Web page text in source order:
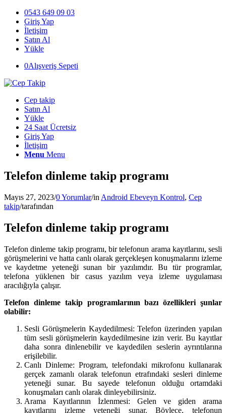
0543 649 09 03
Giriş Yap
İletişim
Satın Al
Yükle
0Alışveriş Sepeti
Cep takip
Satın Al
Yükle
24 Saat Ücretsiz
Giriş Yap
İletişim
Menu Menu
Telefon dinleme takip programı
Mayıs 27, 2023/0 Yorumlar/in Android Ebeveyn Kontrol, Cep
takip/tarafından
Telefon dinleme takip programı
Telefon dinleme takip programı, bir telefonun arama kayıtlarını, sesli
görüşmelerini ve hatta canlı olarak gerçekleşen konuşmalarını izleme
ve kaydetme yeteneği sunan bir yazılımdır. Bu tür programlar,
telefona yüklenen bir casus yazılım veya izleme uygulaması
aracılığıyla çalışır.
Telefon dinleme takip programlarının bazı özellikleri şunlar
olabilir:
Sesli Görüşmelerin Kaydedilmesi: Telefon üzerinden yapılan
tüm sesli görüşmelerin kaydedilmesine izin verir. Bu kayıtlar
daha sonra dinlenebilir ve kaydedilen seslerin ayrıntılarına
erişilebilir.
Canlı Dinleme: Program, telefondaki mikrofonu kullanarak
gerçek zamanlı olarak telefonun etrafındaki sesleri dinleme
yeteneği sunar. Bu sayede telefonun olduğu ortamdaki
konuşmaları canlı olarak dinleyebilirsiniz.
Arama Kayıtlarının İzlenmesi: Gelen ve giden arama
kayıtlarını izleme yeteneği sunar. Böylece, telefonun